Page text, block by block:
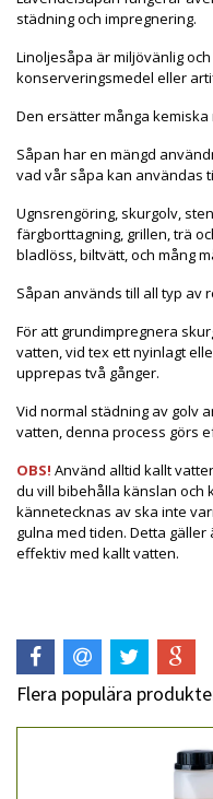
städning och impregnering.
Linoljesåpa är miljövänlig
konserveringsmedel eller
Den ersätter många
Såpan har en mängd
vad vår såpa kan användas
Ugnsrengöring, skurgolv,
färgborttagning, grillen, trä
bladlöss, biltvätt, och mång
Såpan används till all typ av
För att grundimpregnera
vatten, vid tex ett nyinlagt
upprepas två gånger.
Vid normal städning av golv
vatten, denna process görs
OBS! Använd alltid kallt
du vill bibehålla känslan och
kännetecknas av ska inte
gulna med tiden. Detta
effektiv med kallt vatten.
Flera populära